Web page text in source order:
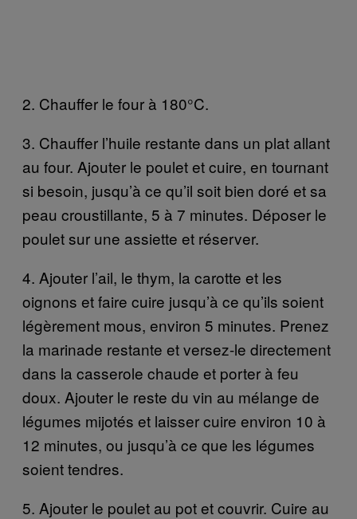
2. Chauffer le four à 180°C.
3. Chauffer l’huile restante dans un plat allant
au four. Ajouter le poulet et cuire, en tournant
si besoin, jusqu’à ce qu’il soit bien doré et sa
peau croustillante, 5 à 7 minutes. Déposer le
poulet sur une assiette et réserver.
4. Ajouter l’ail, le thym, la carotte et les
oignons et faire cuire jusqu’à ce qu’ils soient
légèrement mous, environ 5 minutes. Prenez
la marinade restante et versez-le directement
dans la casserole chaude et porter à feu
doux. Ajouter le reste du vin au mélange de
légumes mijotés et laisser cuire environ 10 à
12 minutes, ou jusqu’à ce que les légumes
soient tendres.
5. Ajouter le poulet au pot et couvrir. Cuire au